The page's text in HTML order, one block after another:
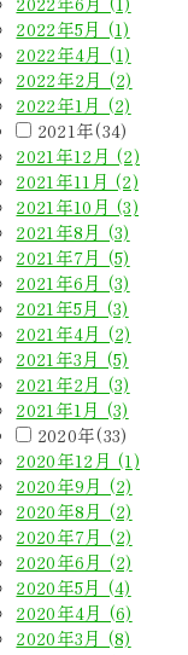
2022年5月 (1)
2022年4月 (1)
2022年2月 (2)
2022年1月 (2)
2021年(34)
2021年12月 (2)
2021年11月 (2)
2021年10月 (3)
2021年8月 (3)
2021年7月 (5)
2021年6月 (3)
2021年5月 (3)
2021年4月 (2)
2021年3月 (5)
2021年2月 (3)
2021年1月 (3)
2020年(33)
2020年12月 (1)
2020年9月 (2)
2020年8月 (2)
2020年7月 (2)
2020年6月 (2)
2020年5月 (4)
2020年4月 (6)
2020年3月 (8)